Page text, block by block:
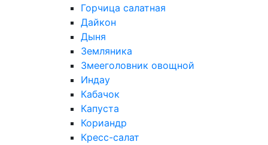
Горчица салатная
Дайкон
Дыня
Земляника
Змееголовник овощной
Индау
Кабачок
Капуста
Кориандр
Кресс-салат